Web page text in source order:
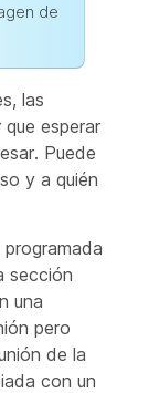
de
las
esperar
Puede
y a quién
sección
una
pero
de la
con un